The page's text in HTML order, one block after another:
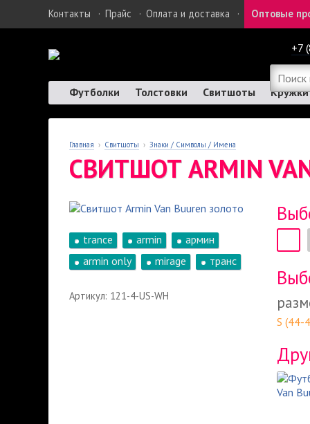
Контакты · Прайс · Оплата и доставка · Оптовые
+7
Футболки Толстовки Свитшоты Кружки
Главная › Свитшоты › Знаки / Символы / Имена
СВИТШОТ ARMIN
trance armin
армин
armin only
mirage транс
Артикул: 121-4-US-WH
S (44-